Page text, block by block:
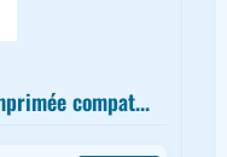
compat...